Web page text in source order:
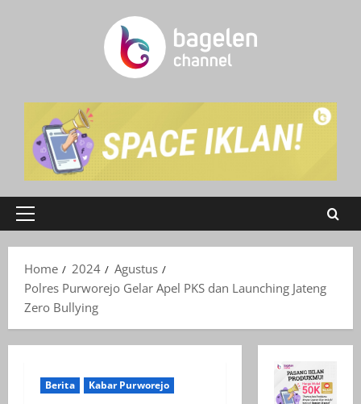
Primary
Home
2024
Agustus
Polres Purworejo Gelar Apel PKS dan Launching Jateng
Zero Bullying
Berita Kabar Purworejo